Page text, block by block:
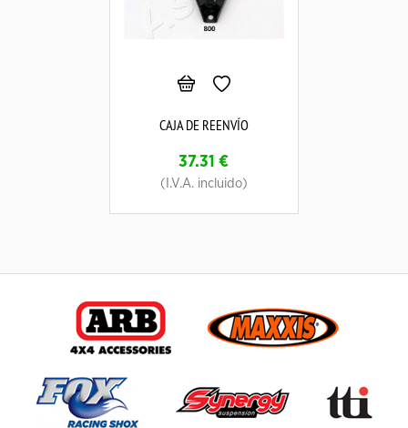
CAJA DE REENVÍO
37.31 €
(I.V.A. incluido)